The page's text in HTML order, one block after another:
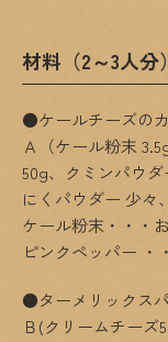
材料（2～3人分）
●ケールチーズの
Ａ（ケール粉末
50g、クミンパウ
にくパウダー 少々
ケール粉末・・・
ピンクペッパー ・
●ターメリックス
Ｂ(クリームチーズ